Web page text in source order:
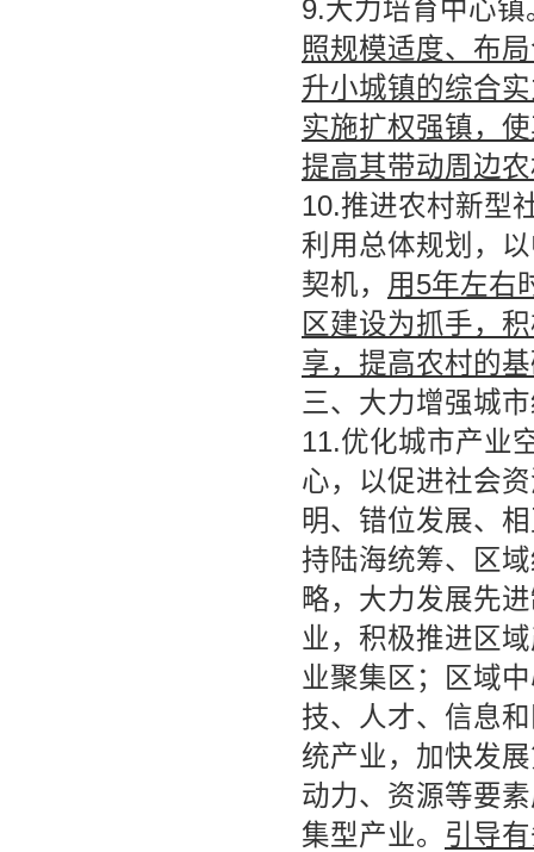
9.大力培育中心镇
照规模适度、布
升小城镇的综合
实施扩权强镇，
提高其带动周边
10.推进农村新型
利用总体规划，
契机， 用5年左右
区建设为抓手，
享，提高农村的
三、大力增强城
11.优化城市产业
心，以促进社会
明、错位发展、
持陆海统筹、区
略，大力发展先
业，积极推进区
业聚集区；区域
技、人才、信息
统产业，加快发
动力、资源等要
集型产业。 引导